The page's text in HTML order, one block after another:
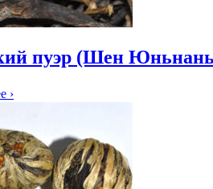
пуэр (Шен
›